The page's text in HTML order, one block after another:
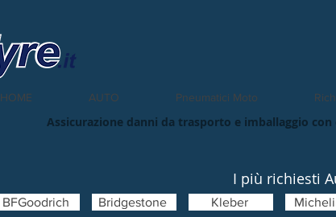
HOME AUTO Pneumatici Moto
Assicurazione danni da trasporto e imballaggio
I più richiesti
BFGoodrich Bridgestone Kleber